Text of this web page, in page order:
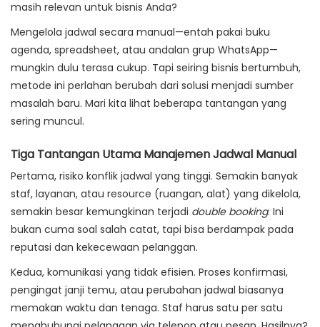
masih relevan untuk bisnis Anda?
Mengelola jadwal secara manual—entah pakai buku
agenda, spreadsheet, atau andalan grup WhatsApp—
mungkin dulu terasa cukup. Tapi seiring bisnis bertumbuh,
metode ini perlahan berubah dari solusi menjadi sumber
masalah baru. Mari kita lihat beberapa tantangan yang
sering muncul.
Tiga Tantangan Utama Manajemen Jadwal Manual
Pertama, risiko konflik jadwal yang tinggi. Semakin banyak
staf, layanan, atau resource (ruangan, alat) yang dikelola,
semakin besar kemungkinan terjadi double booking. Ini
bukan cuma soal salah catat, tapi bisa berdampak pada
reputasi dan kekecewaan pelanggan.
Kedua, komunikasi yang tidak efisien. Proses konfirmasi,
pengingat janji temu, atau perubahan jadwal biasanya
memakan waktu dan tenaga. Staf harus satu per satu